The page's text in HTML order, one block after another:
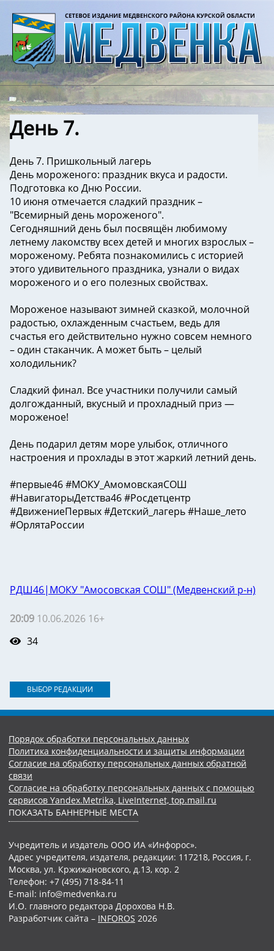
День 7.
День 7. Пришкольный лагерь
День мороженого: праздник вкуса и радости.
Подготовка ко Дню России.
️10 июня отмечается сладкий праздник –
"Всемирный день мороженого".
Сегодняшний день был посвящён любимому
летнему лакомству всех детей и многих взрослых –
мороженому. ️Ребята познакомились с историей
этого удивительного праздника, узнали о видах
мороженого и о его полезных свойствах.
Мороженое называют зимней сказкой,️ молочной
радостью, охлажденным счастьем, ведь для
счастья его действительно нужно совсем немного
– один стаканчик. А может быть – целый
холодильник?
Сладкий финал. Все участники получили самый
долгожданный, вкусный и прохладный приз —
мороженое!
День подарил детям море улыбок, отличного
настроения и прохлады в этот жаркий летний день.
#первые46 #МОКУ_АмомовскаяСОШ
#НавигаторыДетства46 #Росдетцентр
#ДвижениеПервых #Детский_лагерь #Наше_лето
#ОрлятаРоссии
РДШ46|МОКУ "Амосовская СОШ" (Медвенский р-н)
20:09 10.06.2026 16+
34
ВЫБОР РЕДАКЦИИ
Порядок обработки персональных данных
Политика конфиденциальности и защиты информации
Согласие на обработку персональных данных обратной
связи
Согласие на обработку персональных данных с помощью
сервисов Yandex.Metrika, LiveInternet, top.mail.ru
ПОКАЗАТЬ БАННЕРНЫЕ МЕСТА
Учредитель и издатель ООО ИА «Инфорос».
Адрес учредителя, издателя, редакции: 117218, Россия, г.
Москва, ул. Кржижановского, д.13, кор. 2
Телефон: +7 (495) 718-84-11
E-mail: info@medvenka.ru
И.О. главного редактора Дорохова Н.В.
Разработчик сайта – INFOROS 2026